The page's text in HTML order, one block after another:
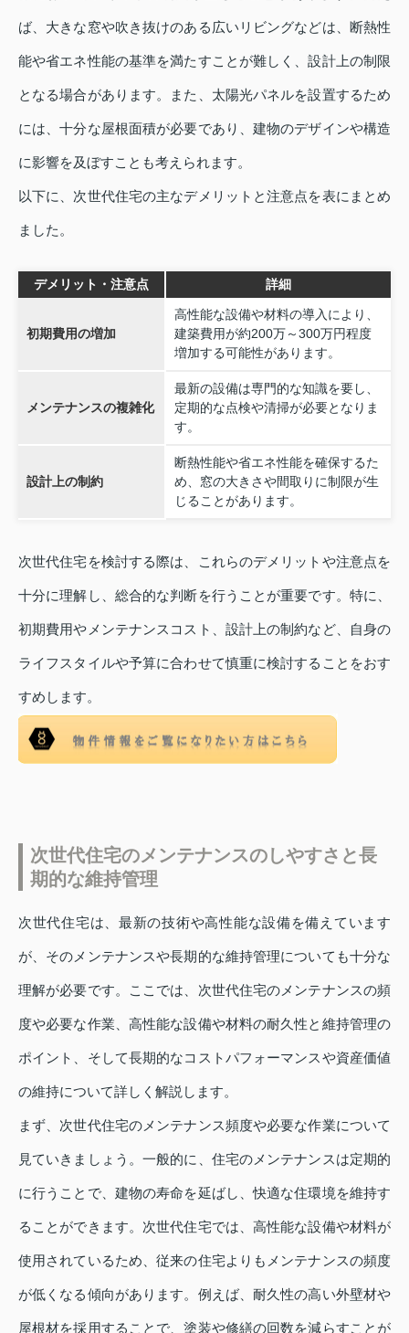
ば、大きな窓や吹き抜けのある広いリビングなどは、断熱性
能や省エネ性能の基準を満たすことが難しく、設計上の制限
となる場合があります。また、太陽光パネルを設置するため
には、十分な屋根面積が必要であり、建物のデザインや構造
に影響を及ぼすことも考えられます。
以下に、次世代住宅の主なデメリットと注意点を表にまとめ
ました。
デメリット・注意点 詳細
初期費用の増加
高性能な設備や材料の導入により、
建築費用が約200万～300万円程度
増加する可能性があります。
メンテナンスの複雑化
最新の設備は専門的な知識を要し、
定期的な点検や清掃が必要となりま
す。
設計上の制約
断熱性能や省エネ性能を確保するた
め、窓の大きさや間取りに制限が生
じることがあります。
次世代住宅を検討する際は、これらのデメリットや注意点を
十分に理解し、総合的な判断を行うことが重要です。特に、
初期費用やメンテナンスコスト、設計上の制約など、自身の
ライフスタイルや予算に合わせて慎重に検討することをおす
すめします。
次世代住宅のメンテナンスのしやすさと長
期的な維持管理
次世代住宅は、最新の技術や高性能な設備を備えています
が、そのメンテナンスや長期的な維持管理についても十分な
理解が必要です。ここでは、次世代住宅のメンテナンスの頻
度や必要な作業、高性能な設備や材料の耐久性と維持管理の
ポイント、そして長期的なコストパフォーマンスや資産価値
の維持について詳しく解説します。
まず、次世代住宅のメンテナンス頻度や必要な作業について
見ていきましょう。一般的に、住宅のメンテナンスは定期的
に行うことで、建物の寿命を延ばし、快適な住環境を維持す
ることができます。次世代住宅では、高性能な設備や材料が
使用されているため、従来の住宅よりもメンテナンスの頻度
が低くなる傾向があります。例えば、耐久性の高い外壁材や
屋根材を採用することで、塗装や修繕の回数を減らすことが